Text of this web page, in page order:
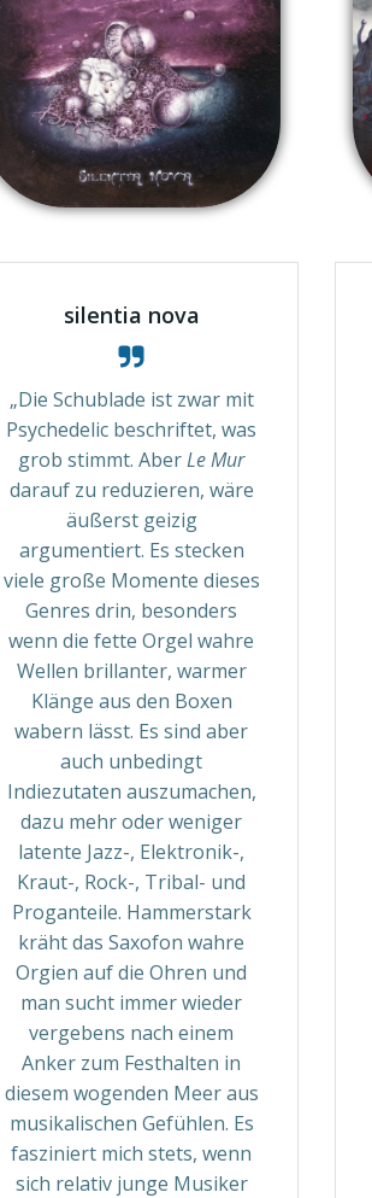
silentia nova
„Die Schublade ist zwar mit
Psychedelic beschriftet, was
grob stimmt. AberLe Mur
darauf zu reduzieren, wäre
äußerst geizig
argumentiert. Es stecken
viele große Momente dieses
Genres drin, besonders
wenn die fette Orgel wahre
Wellen brillanter, warmer
Klänge aus den Boxen
wabern lässt. Es sind aber
auch unbedingt
Indiezutaten auszumachen,
dazu mehr oder weniger
latente Jazz-, Elektronik-,
Kraut-, Rock-, Tribal- und
Proganteile. Hammerstark
kräht das Saxofon wahre
Orgien auf die Ohren und
man sucht immer wieder
vergebens nach einem
Anker zum Festhalten in
diesem wogenden Meer aus
musikalischen Gefühlen. Es
fasziniert mich stets, wenn
sich relativ junge Musiker